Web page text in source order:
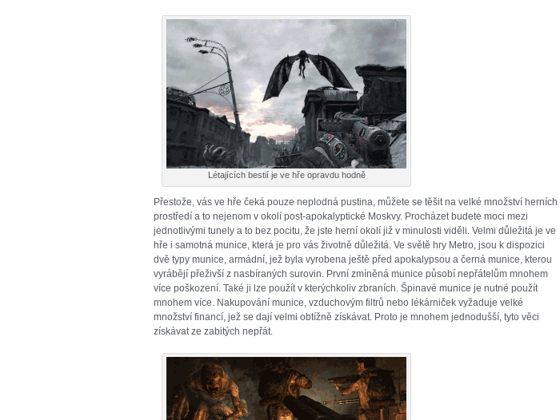
Létajících bestií je ve hře opravdu hodně
Přestože, vás ve hře čeká pouze neplodná pustina, můžete se těšit na velké množství herních
prostředí a to nejenom v okolí post-apokalyptické Moskvy. Procházet budete moci mezi
jednotlivými tunely a to bez pocitu, že jste herní okolí již v minulosti viděli. Velmi důležitá je ve
hře i samotná munice, která je pro vás životně důležitá. Ve světě hry Metro, jsou k dispozici
dvě typy munice, armádní, jež byla vyrobena ještě před apokalypsou a černá munice, kterou
vyrábějí přeživší z nasbíraných surovin. První zmíněná munice působí nepřátelům mnohem
více poškození. Také ji lze použít v kterýchkoliv zbraních. Špinavé munice je nutné použít
mnohem více. Nakupování munice, vzduchovým filtrů nebo lékárniček vyžaduje velké
množství financí, jež se dají velmi obtížně získávat. Proto je mnohem jednodušší, tyto věci
získávat ze zabitých nepřát.